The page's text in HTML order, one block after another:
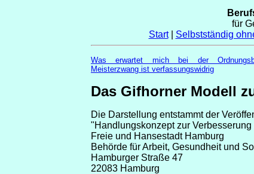
für
Start| Selbstständig
Was erwartet mich bei der
Meisterzwang ist verfassungswidrig
Das Gifhorner Modell
Die Darstellung entstammt der
"Handlungskonzept zur
Freie und Hansestadt Hamburg
Behörde für Arbeit, Gesundheit und
Hamburger Straße 47
22083 Hamburg